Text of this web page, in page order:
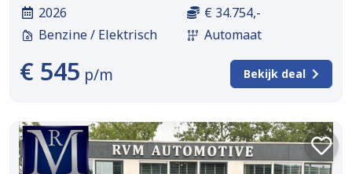
2026
Benzine / Elektrisch
€ 34.754,-
Automaat
€ 545 p/m Bekijk deal